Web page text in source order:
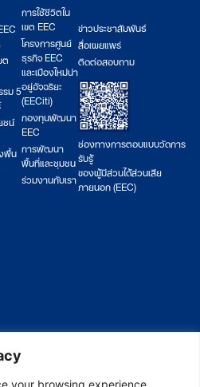
your browsing experience,
ต
ม 5
ชน์
พื้น
การใช้ชีวิตใน
เขต EEC
โครงการศูนย์
ธุรกิจ EEC
และเมืองใหม่น่า
อยู่อัจฉริยะ
(EECiti)
กองทุนพัฒนา
EEC
การพัฒนา
พื้นที่และชุมชน
ร่วมงานกับเรา
ข่าวประชาสัมพันธ์
สื่อเผยแพร่
ติดต่อสอบถาม
ช่องทางการตอบแบบวัดการ
รับรู้
ของผู้มีส่วนได้ส่วนเสีย
ภายนอก (EEC)